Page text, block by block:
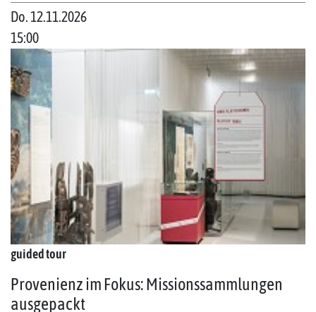
Do. 12.11.2026
15:00
guided tour
Provenienz im Fokus: Missionssammlungen
ausgepackt